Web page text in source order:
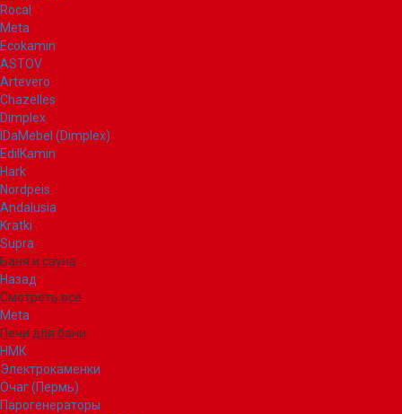
Rocal
Meta
Ecokamin
ASTOV
Artevero
Chazelles
Dimplex
IDaMebel (Dimplex)
EdilKamin
Hark
Nordpeis
Andalusia
Kratki
Supra
Баня и сауна
Назад
Смотреть все
Meta
Печи для бани
НМК
Электрокаменки
Очаг (Пермь)
Парогенераторы